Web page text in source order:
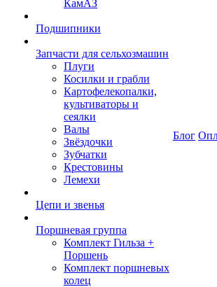
КамАЗ
Подшипники
Запчасти для сельхозмашин
Плуги
Косилки и грабли
Картофелекопалки,
культиваторы и
сеялки
Валы
Звёздочки
Зубчатки
Крестовины
Лемехи
Цепи и звенья
Поршневая группа
Комплект Гильза +
Поршень
Комплект поршневых
колец
Блог